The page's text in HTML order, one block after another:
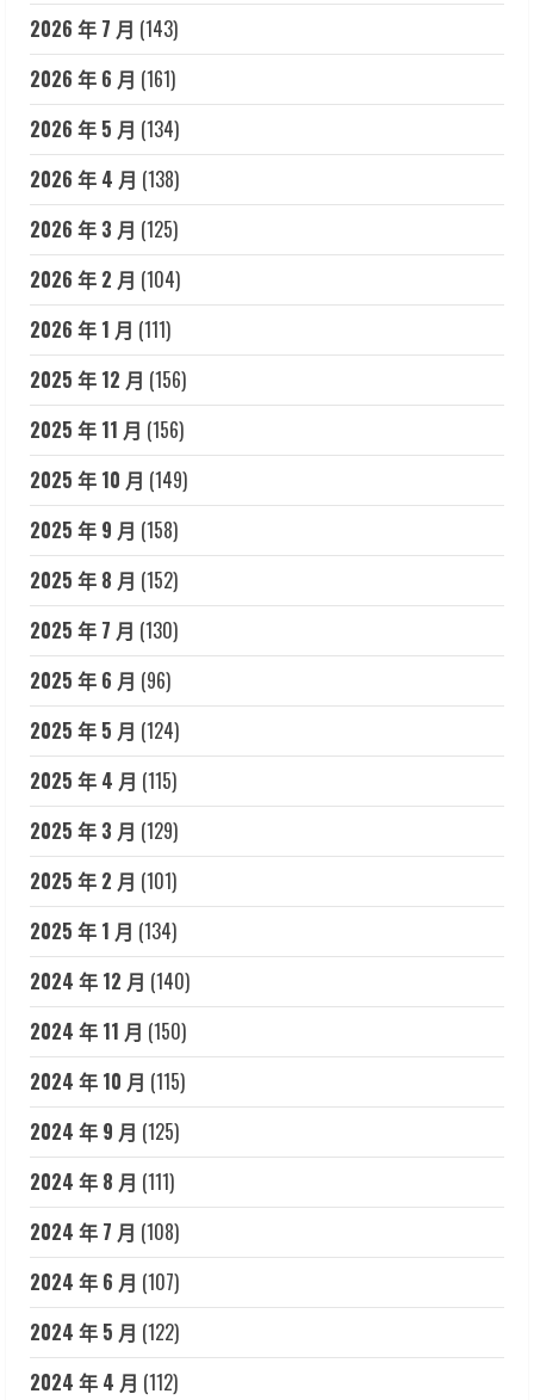
2026 年 7 月 (143)
2026 年 6 月 (161)
2026 年 5 月 (134)
2026 年 4 月 (138)
2026 年 3 月 (125)
2026 年 2 月 (104)
2026 年 1 月 (111)
2025 年 12 月 (156)
2025 年 11 月 (156)
2025 年 10 月 (149)
2025 年 9 月 (158)
2025 年 8 月 (152)
2025 年 7 月 (130)
2025 年 6 月 (96)
2025 年 5 月 (124)
2025 年 4 月 (115)
2025 年 3 月 (129)
2025 年 2 月 (101)
2025 年 1 月 (134)
2024 年 12 月 (140)
2024 年 11 月 (150)
2024 年 10 月 (115)
2024 年 9 月 (125)
2024 年 8 月 (111)
2024 年 7 月 (108)
2024 年 6 月 (107)
2024 年 5 月 (122)
2024 年 4 月 (112)